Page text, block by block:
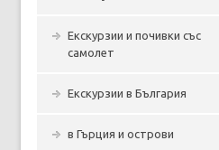
Екскурзии и почивки със
самолет
Екскурзии в България
в Гърция и острови